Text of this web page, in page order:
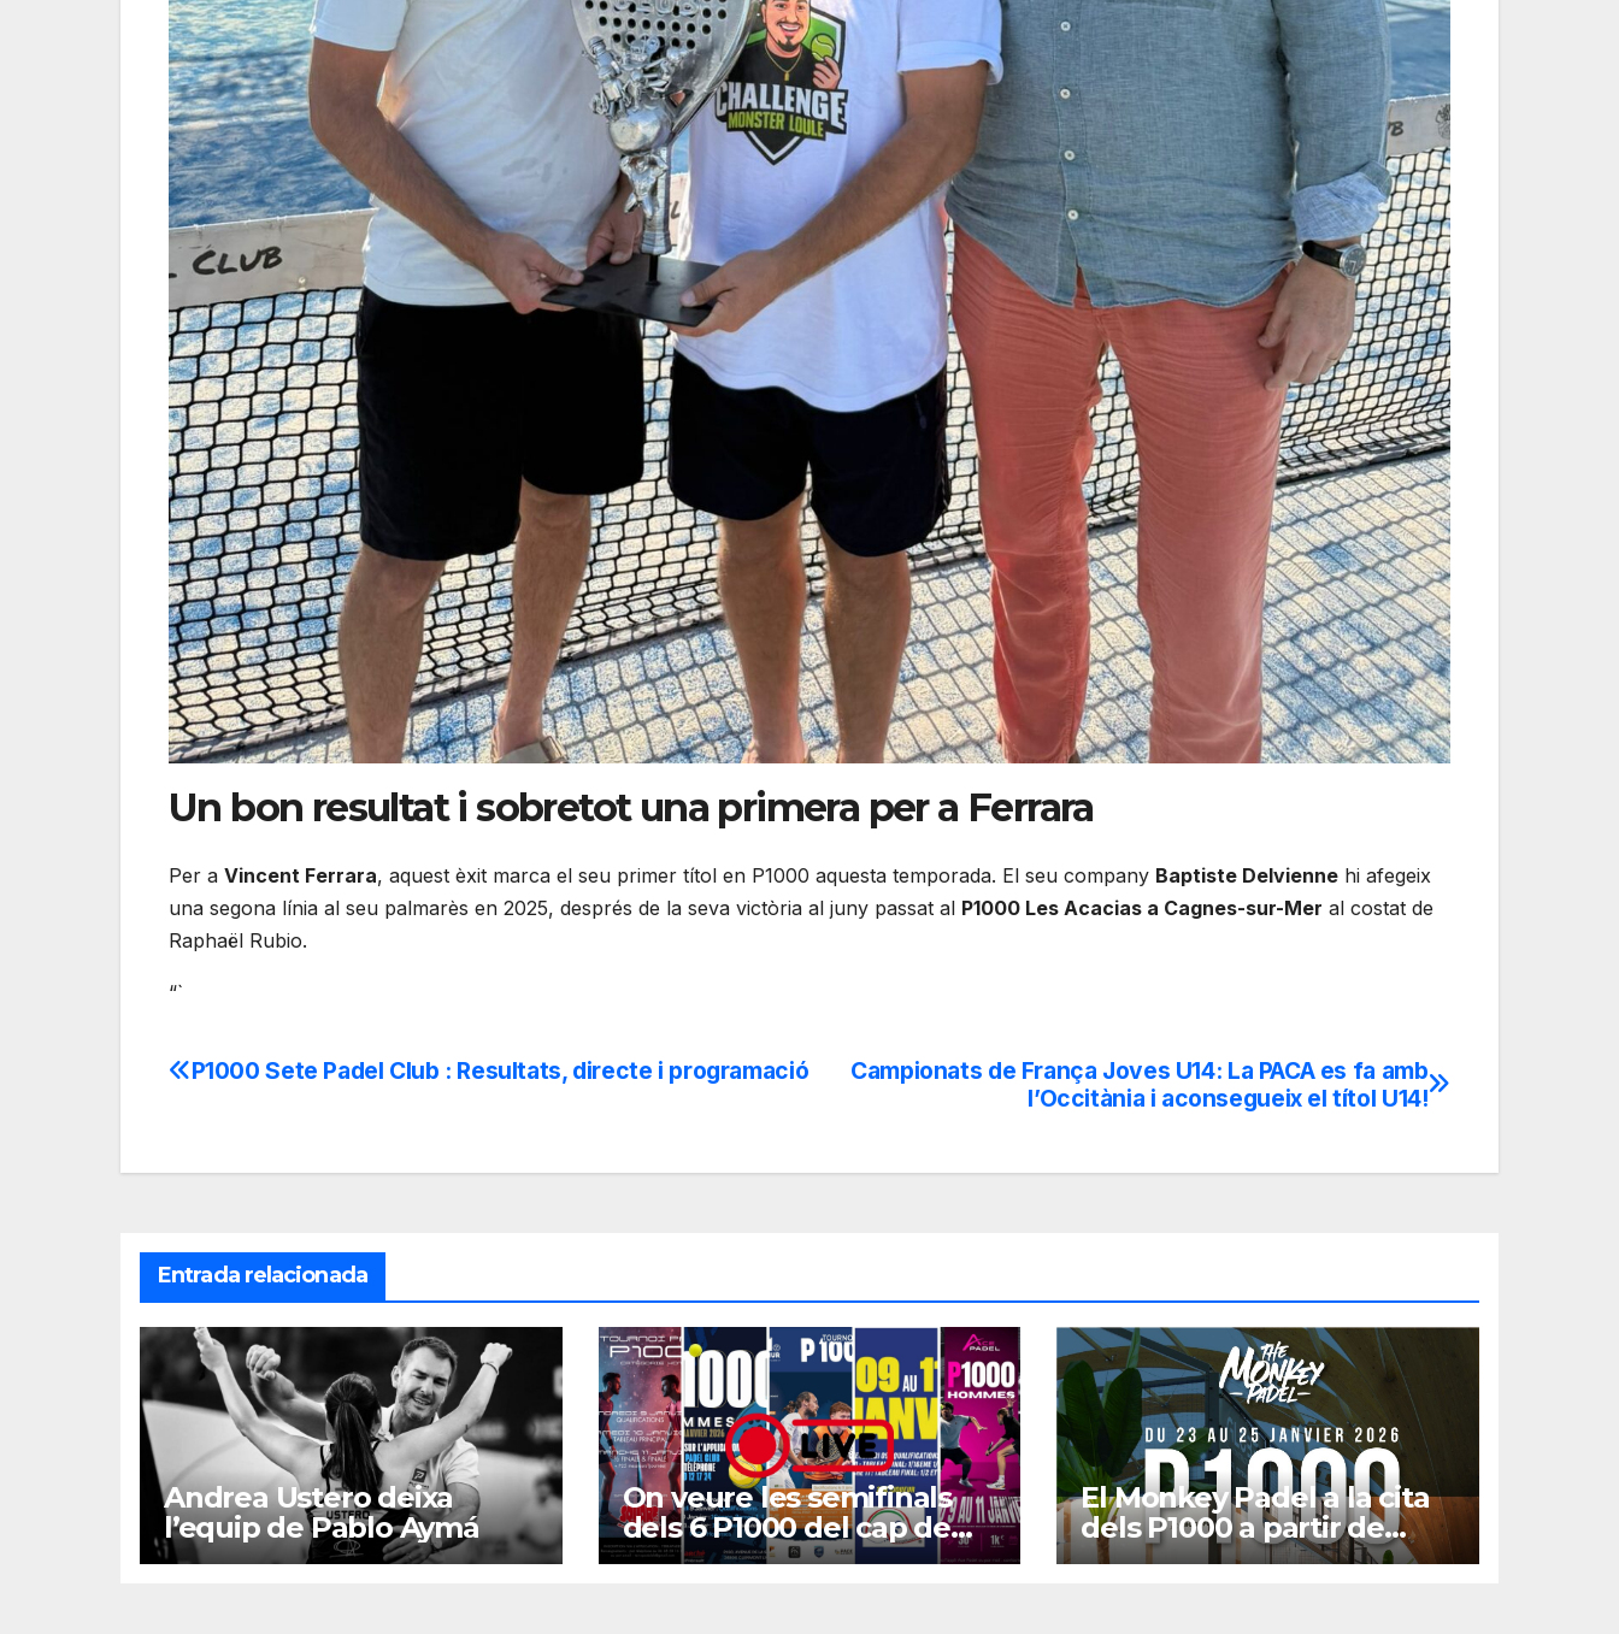
Un bon resultat i sobretot una primera per a Ferrara
Per a Vincent Ferrara, aquest èxit marca el seu primer títol en P1000 aquesta temporada. El seu company Baptiste Delvienne hi afegeix
una segona línia al seu palmarès en 2025, després de la seva victòria al juny passat al P1000 Les Acacias a Cagnes-sur-Mer al costat de
Raphaël Rubio.
“`
Navegación
entradas
Campionats de França Joves U14: La PACA es fa amb
l’Occitània i aconsegueix el títol U14!
P1000 Sete Padel Club : Resultats, directe i programació
Entrada relacionada
Andrea Ustero deixa
l’equip de Pablo Aymá
On veure les semifinals
dels 6 P1000 del cap de
setmana?
El Monkey Padel a la cita
dels P1000 a partir de
gener